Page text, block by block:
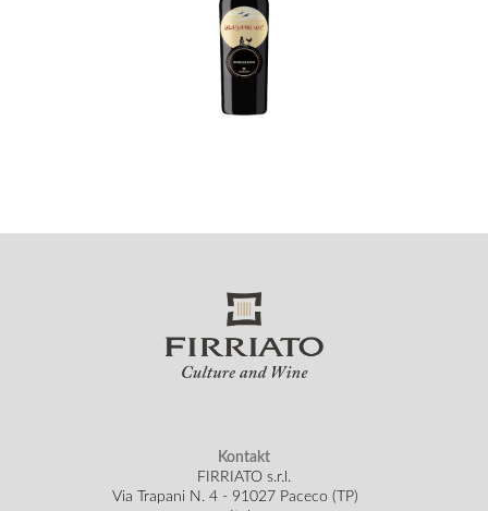
Kontakt
FIRRIATO s.r.l.
Via Trapani N. 4 - 91027 Paceco (TP)